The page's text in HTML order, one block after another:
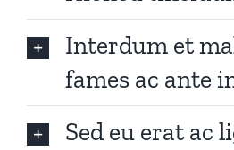
Interdum et
fames ac ante
Sed eu erat ac